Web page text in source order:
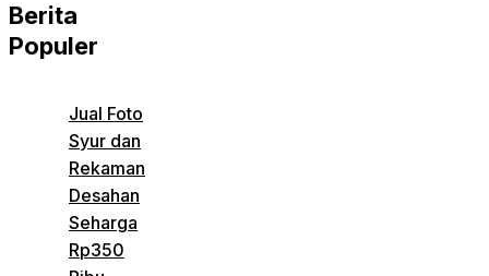
Berita
Populer
Jual Foto
Syur dan
Rekaman
Desahan
Seharga
Rp350